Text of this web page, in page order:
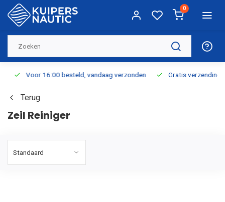
0
Voor 16:00 besteld, vandaag verzonden Gratis verzending
Terug
Zeil Reiniger